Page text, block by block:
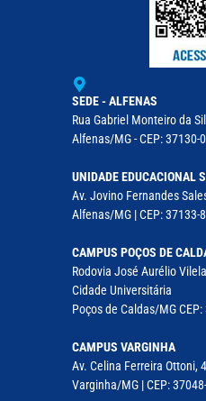
SEDE - ALFENAS
Rua Gabriel Monteiro da
Alfenas/MG - CEP: 37130-
UNIDADE EDUCACIONAL
Av. Jovino Fernandes
Alfenas/MG | CEP: 37133-
CAMPUS POÇOS DE
Rodovia José Aurélio
Cidade Universitária
Poços de Caldas/MG
CAMPUS VARGINHA
Av. Celina Ferreira Ottoni,
Varginha/MG | CEP: